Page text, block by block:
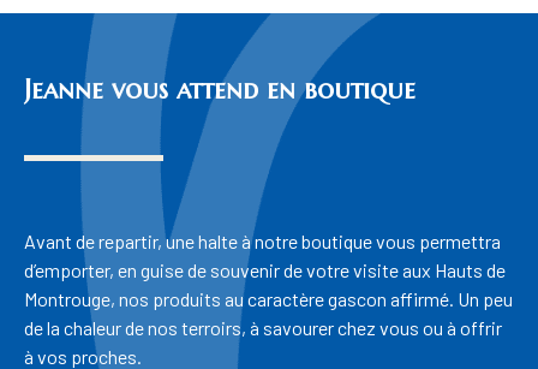
Jeanne vous attend en boutique
Avant de repartir, une halte à notre boutique vous permettra
d’emporter, en guise de souvenir de votre visite aux Hauts de
Montrouge, nos produits au caractère gascon affirmé. Un peu
de la chaleur de nos terroirs, à savourer chez vous ou à offrir
à vos proches.